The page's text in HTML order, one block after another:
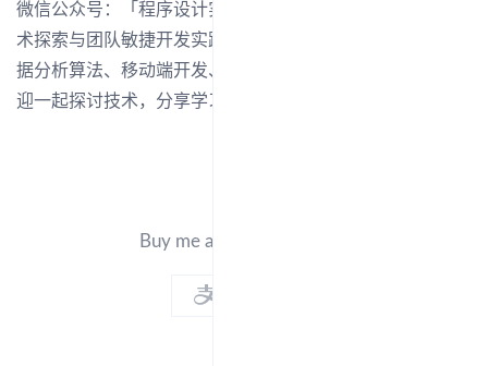
微信公众号：「程序设计实验室」 专注于互联网热门新技
术探索与团队敏捷开发实践，包括架构设计、机器学习与数
据分析算法、移动端开发、Linux、Web前后端开发等，欢
迎一起探讨技术，分享学习实践经验。
Buy me a cup of coffee ☕.